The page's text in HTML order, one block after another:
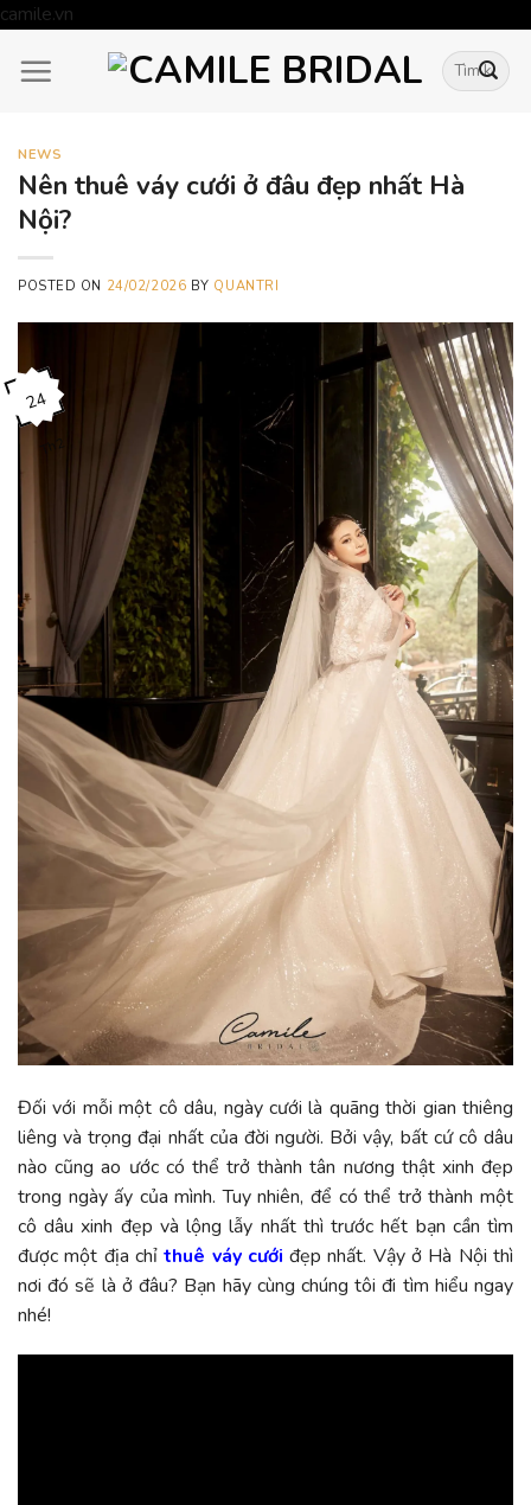
camile.vn
content
Tìm
kiếm:
NEWS
Nên thuê váy cưới ở đâu đẹp nhất Hà
Nội?
POSTED ON 24/02/2026 BY QUANTRI
24
Th2
Đối với mỗi một cô dâu, ngày cưới là quãng thời gian thiêng
liêng và trọng đại nhất của đời người. Bởi vậy, bất cứ cô dâu
nào cũng ao ước có thể trở thành tân nương thật xinh đẹp
trong ngày ấy của mình. Tuy nhiên, để có thể trở thành một
cô dâu xinh đẹp và lộng lẫy nhất thì trước hết bạn cần tìm
được một địa chỉthuê váy cưới đẹp nhất. Vậy ở Hà Nội thì
nơi đó sẽ là ở đâu? Bạn hãy cùng chúng tôi đi tìm hiểu ngay
nhé!